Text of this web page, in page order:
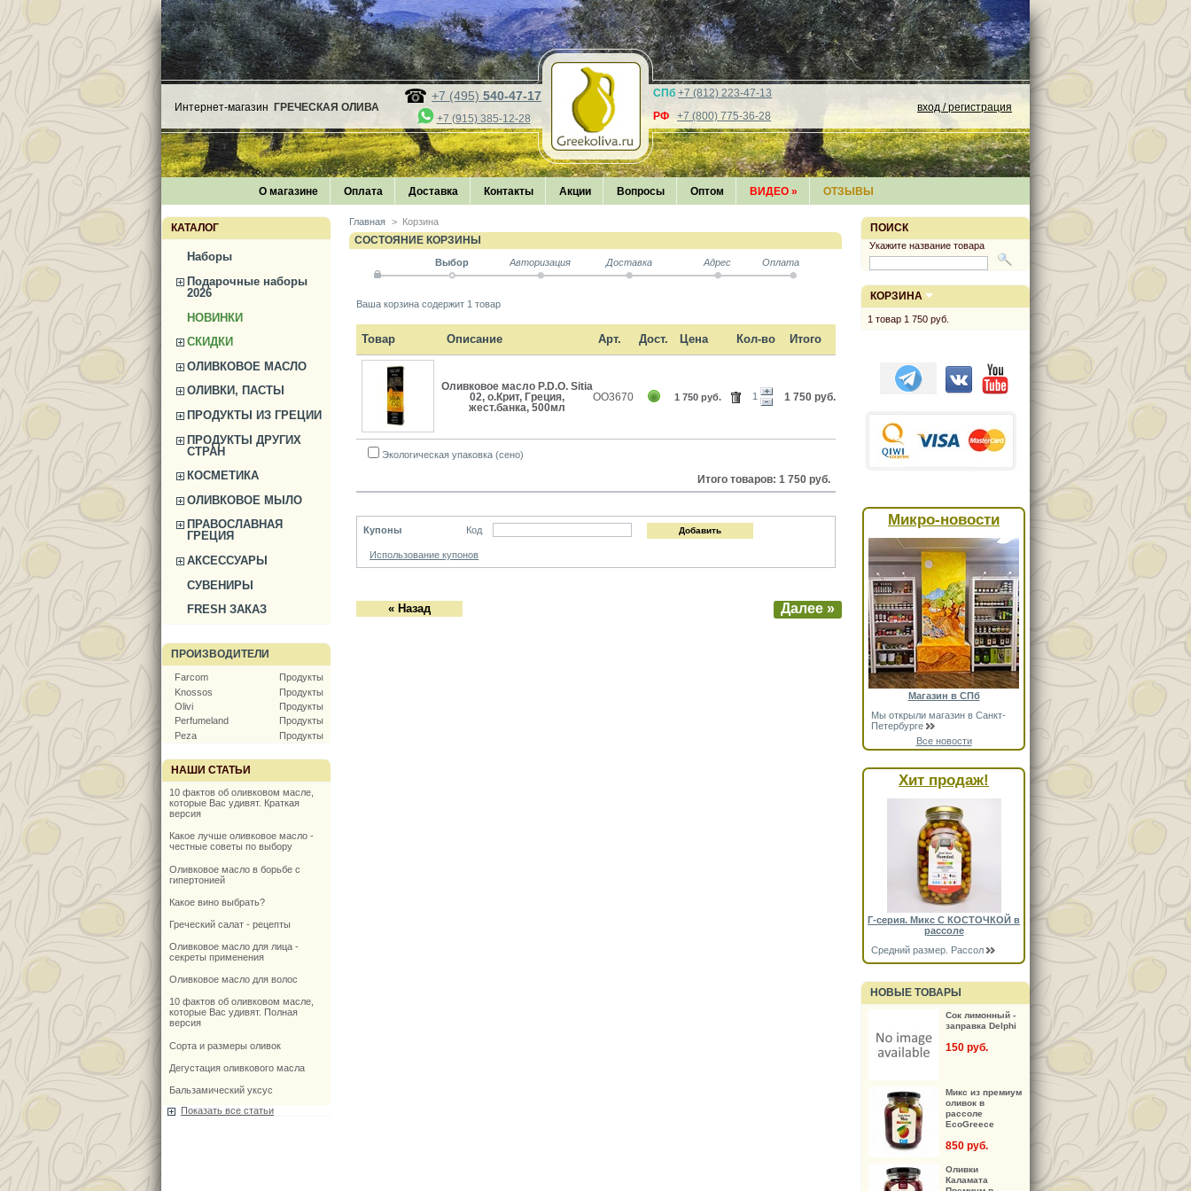
Интернет-магазин ГРЕЧЕСКАЯ ОЛИВА
+7 (495) 540-47-17
+7 (915) 385-12-28
СПб +7 (812) 223-47-13
РФ +7 (800) 775-36-28
вход / регистрация
О магазине Оплата Доставка Контакты Акции Вопросы Оптом ВИДЕО » ОТЗЫВЫ
КАТАЛОГ
Наборы
Подарочные наборы
2026
НОВИНКИ
СКИДКИ
ОЛИВКОВОЕ МАСЛО
ОЛИВКИ, ПАСТЫ
ПРОДУКТЫ ИЗ ГРЕЦИИ
ПРОДУКТЫ ДРУГИХ
СТРАН
КОСМЕТИКА
ОЛИВКОВОЕ МЫЛО
ПРАВОСЛАВНАЯ
ГРЕЦИЯ
АКСЕССУАРЫ
СУВЕНИРЫ
FRESH ЗАКАЗ
ПРОИЗВОДИТЕЛИ
Farcom
Продукты
Knossos
Продукты
Olivi
Продукты
Perfumeland
Продукты
Peza
Продукты
НАШИ СТАТЬИ
10 фактов об оливковом масле,
которые Вас удивят. Краткая
версия
Какое лучше оливковое масло -
честные советы по выбору
Оливковое масло в борьбе с
гипертонией
Какое вино выбрать?
Греческий салат - рецепты
Оливковое масло для лица -
секреты применения
Оливковое масло для волос
10 фактов об оливковом масле,
которые Вас удивят. Полная
версия
Сорта и размеры оливок
Дегустация оливкового масла
Бальзамический уксус
Показать все статьи
Главная > Корзина
СОСТОЯНИЕ КОРЗИНЫ
Выбор Авторизация Доставка Адрес Оплата
Ваша корзина содержит 1 товар
Товар Описание Арт. Дост. Цена Кол-во Итого
Итого товаров: 1 750 руб.
Оливковое масло P.D.O. Sitia
02, о.Крит, Греция,
жест.банка, 500мл
OO3670 1 750 руб. 1 1 750 руб.
Экологическая упаковка (сено)
Купоны Код
Использование купонов
Далее »
« Назад
ПОИСК
Укажите название товара
КОРЗИНА
1 товар 1 750 руб.
Микро-новости
Магазин в СПб
Мы открыли магазин в Санкт-
Петербурге
Все новости
Хит продаж!
Г-серия. Микс С КОСТОЧКОЙ в
рассоле
Средний размер. Рассол
НОВЫЕ ТОВАРЫ
Сок лимонный -
заправка Delphi
150 руб.
Микс из премиум
оливок в
рассоле
EcoGreece
850 руб.
Оливки
Каламата